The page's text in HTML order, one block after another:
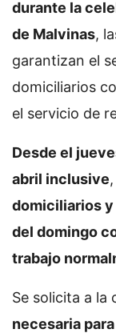
durante la
de Malvinas,
garantizan el
domiciliarios
el servicio de
Desde el
abril inclusive,
domiciliarios
del domingo
trabajo
Se solicita a la
necesaria